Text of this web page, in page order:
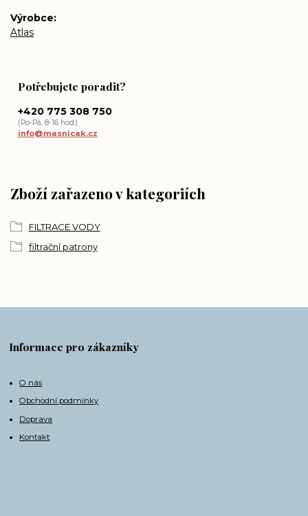
Výrobce
Atlas
Zboží zařazeno v kategoriích
FILTRACE VODY
filtrační patrony
Potřebujete poradit?
+420 775 308 750
(Po-Pá, 8-16 hod.)
info@masnicak.cz
Informace pro zákazníky
O nás
Obchodní podmínky
Doprava
Kontakt